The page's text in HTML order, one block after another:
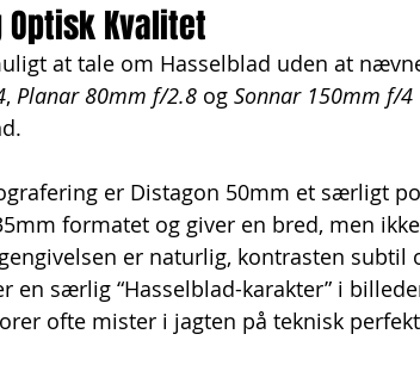
Kvalitet
at tale om Hasselblad uden at
, Planar 80mm f/2.8 og Sonnar 150mm f/4
er Distagon 50mm et særligt
formatet og giver en bred, men
er naturlig, kontrasten subtil
en særlig “Hasselblad-karakter” i
ofte mister i jagten på teknisk